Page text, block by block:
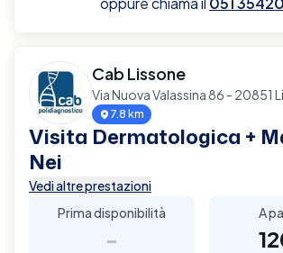
Cab Lissone
Via Nuova Valassina 86 - 20851
7.8 km
Visita Dermatologica +
Nei
Vedi altre prestazioni
Prima disponibilità
-
A